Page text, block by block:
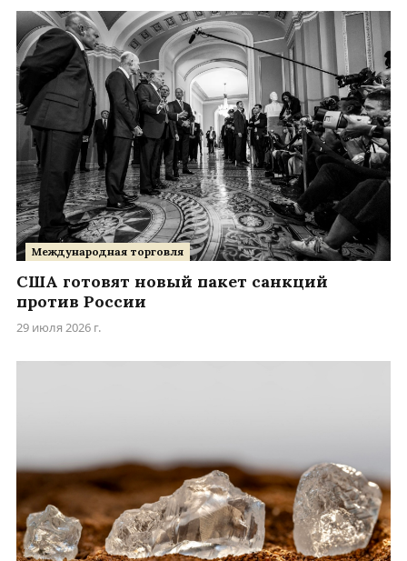
Международная торговля
США готовят новый пакет санкций
против России
29 июля 2026 г.